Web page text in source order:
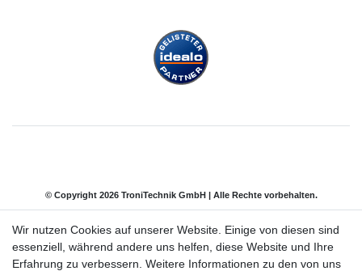
© Copyright 2026 TroniTechnik GmbH | Alle Rechte vorbehalten.
Impressum Daten­schutz­erklärung AGB
Wir nutzen Cookies auf unserer Website. Einige von diesen sind
essenziell, während andere uns helfen, diese Website und Ihre
Erfahrung zu verbessern. Weitere Informationen zu den von uns